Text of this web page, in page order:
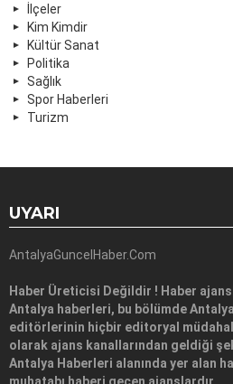
İlçeler
Kim Kimdir
Kültür Sanat
Politika
Sağlık
Spor Haberleri
Turizm
UYARI
AntalyaGuncelHaber.Com
Haber Üreticisi Değildir ! Haber
Antalya haberleri, bu bölümde
editörlerinin hiçbir editoryal
olarak ajans kanallarından geldiği
Antalya Haberleri alanında yer alan